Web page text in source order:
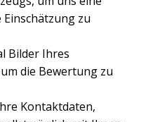
zu
Bilder Ihres
die Bewertung zu
Kontaktdaten,